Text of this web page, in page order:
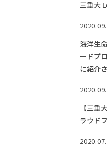
三重大
海洋生
ードプ
に紹介
【三重
ラウド